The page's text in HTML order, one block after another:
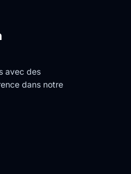
avec des
dans notre